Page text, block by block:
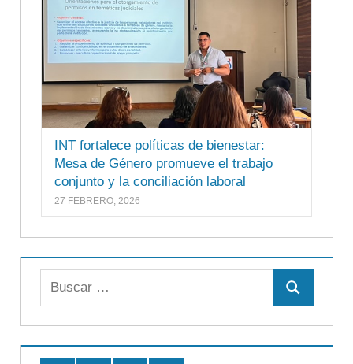
INT fortalece políticas de bienestar:
Mesa de Género promueve el trabajo
conjunto y la conciliación laboral
27 FEBRERO, 2026
Buscar:
Buscar